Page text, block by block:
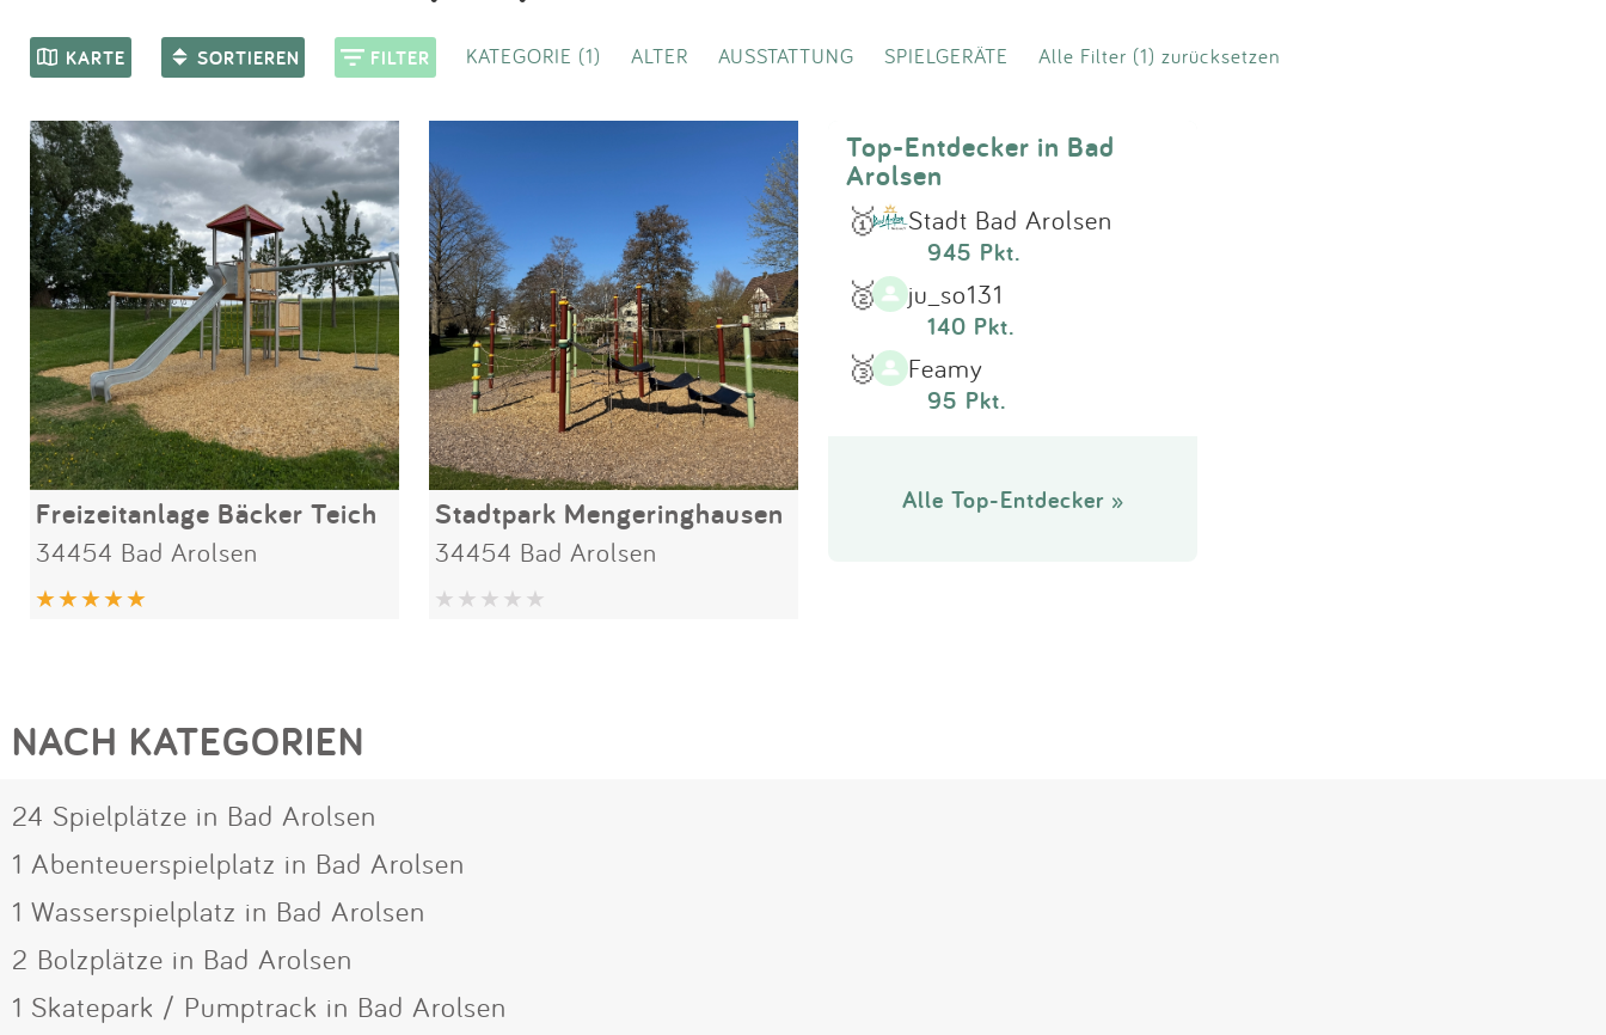
KARTE SORTIEREN FILTER KATEGORIE (1) ALTER AUSSTATTUNG SPIELGERÄTE Alle Filter (1) zurücksetzen
Freizeitanlage Bäcker Teich
34454 Bad Arolsen
Stadtpark Mengeringhausen
34454 Bad Arolsen
Top-Entdecker in Bad
Arolsen
🥇 Stadt Bad Arolsen
945 Pkt.
🥈 ju_so131
140 Pkt.
🥉 Feamy
95 Pkt.
Alle Top-Entdecker »
NACH KATEGORIEN
24 Spielplätze in Bad Arolsen
1 Abenteuerspielplatz in Bad Arolsen
1 Wasserspielplatz in Bad Arolsen
2 Bolzplätze in Bad Arolsen
1 Skatepark / Pumptrack in Bad Arolsen